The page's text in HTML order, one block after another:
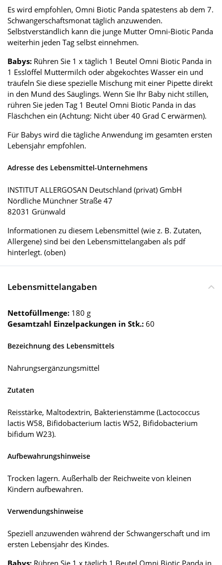
Es wird empfohlen, Omni Biotic Panda spätestens ab dem 7.
Schwangerschaftsmonat täglich anzuwenden.
Selbstverständlich kann die junge Mutter Omni-Biotic Panda
weiterhin jeden Tag selbst einnehmen.
Babys: Rühren Sie 1 x täglich 1 Beutel Omni Biotic Panda in
1 Esslöffel Muttermilch oder abgekochtes Wasser ein und
träufeln Sie diese spezielle Mischung mit einer Pipette direkt
in den Mund des Säuglings. Wenn Sie Ihr Baby nicht stillen,
rühren Sie jeden Tag 1 Beutel Omni Biotic Panda in das
Fläschchen ein (Achtung: Nicht über 40 Grad C erwärmen).
Für Babys wird die tägliche Anwendung im gesamten ersten
Lebensjahr empfohlen.
Adresse des Lebensmittel-Unternehmens
INSTITUT ALLERGOSAN Deutschland (privat) GmbH
Nördliche Münchner Straße 47
82031 Grünwald
Informationen zu diesem Lebensmittel (wie z. B. Zutaten,
Allergene) sind bei den Lebensmittelangaben als pdf
hinterlegt. (oben)
Lebensmittelangaben
Nettofüllmenge: 180 g
Gesamtzahl Einzelpackungen in Stk.: 60
Bezeichnung des Lebensmittels
Nahrungsergänzungsmittel
Zutaten
Reisstärke, Maltodextrin, Bakterienstämme (Lactococcus
lactis W58, Bifidobacterium lactis W52, Bifidobacterium
bifidum W23).
Aufbewahrungshinweise
Trocken lagern. Außerhalb der Reichweite von kleinen
Kindern aufbewahren.
Verwendungshinweise
Speziell anzuwenden während der Schwangerschaft und im
ersten Lebensjahr des Kindes.